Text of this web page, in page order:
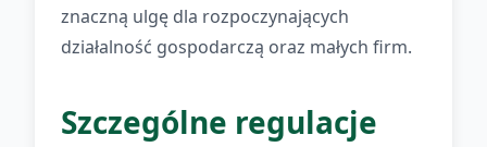
znaczną ulgę dla rozpoczynających
działalność gospodarczą oraz małych firm.
Szczególne regulacje